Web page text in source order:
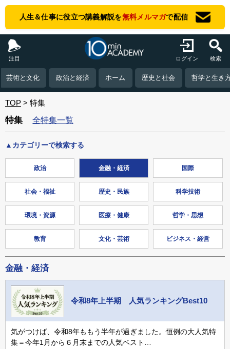
人生＆仕事に役立つ講義解説を無料メルマガで配信
注目 ログイン 検索
芸術と文化 政治と経済 ホーム 歴史と社会 哲学と生き
TOP 特集
特集 全特集一覧
カテゴリーで検索する
政治 金融・経済 国際
社会・福祉 歴史・民族 科学技術
環境・資源 医療・健康 哲学・思想
教育 文化・芸術 ビジネス・経営
金融・経済
令和8年上半期 人気ランキングBest10
気がつけば、令和8年ももう半年が過ぎました。恒例の大人気特
集＝今年1月から６月末までの人気ベスト…